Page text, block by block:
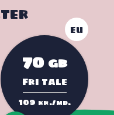
EU
70 GB
Fri tale
109 kr./md.